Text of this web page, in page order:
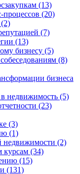
(13)
процессов (20)
(7)
(13)
бизнесу (5)
(8)
бизнеса
недвижимость (5)
(23)
(3)
(1)
недвижимости (2)
курсам (34)
(15)
(131)